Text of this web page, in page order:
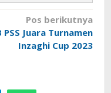
Pos berikutnya
PSS Juara Turnamen
Inzaghi Cup 2023